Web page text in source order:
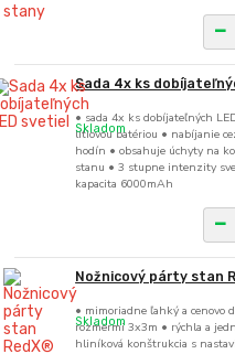
Sada 4x ks
• sada 4x ks dobíjateľných
lítiovou batériou • nabíjanie
hodín • obsahuje úchyty na
stanu • 3 stupne intenzity
kapacita 6000mAh
Skladom
Nožnicový párty stan
• mimoriadne ľahký a cenovo
rozmermi 3x3m • rýchla a
hliníková konštrukcia s
Skladom